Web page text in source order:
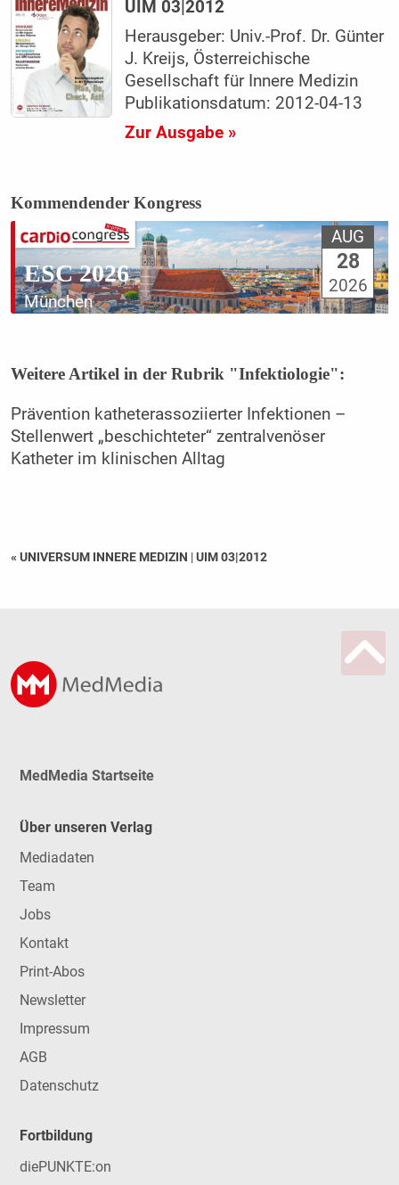
UIM 03|2012
Herausgeber: Univ.-Prof. Dr. Günter
J. Kreijs, Österreichische
Gesellschaft für Innere Medizin
Publikationsdatum: 2012-04-13
Zur Ausgabe »
Kommendender Kongress
ESC 2026
München
AUG
28
2026
Weitere Artikel in der Rubrik "Infektiologie":
Prävention katheterassoziierter Infektionen –
Stellenwert „beschichteter“ zentralvenöser
Katheter im klinischen Alltag
« UNIVERSUM INNERE MEDIZIN |UIM 03|2012
MedMedia Startseite
Über unseren Verlag
Mediadaten
Team
Jobs
Kontakt
Print-Abos
Newsletter
Impressum
AGB
Datenschutz
Fortbildung
diePUNKTE:on